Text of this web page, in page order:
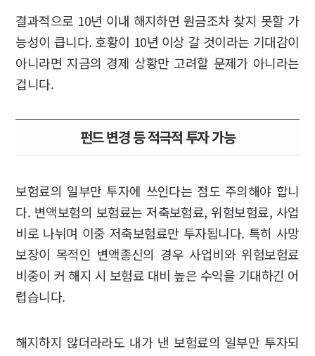
결과적으로 10년 이내 해지하면 원금조차 찾지 못할 가
능성이 큽니다. 호황이 10년 이상 갈 것이라는 기대감이
아니라면 지금의 경제 상황만 고려할 문제가 아니라는
겁니다.
펀드 변경 등 적극적 투자 가능
보험료의 일부만 투자에 쓰인다는 점도 주의해야 합니
다. 변액보험의 보험료는 저축보험료, 위험보험료, 사업
비로 나뉘며 이중 저축보험료만 투자됩니다. 특히 사망
보장이 목적인 변액종신의 경우 사업비와 위험보험료
비중이 커 해지 시 보험료 대비 높은 수익을 기대하긴 어
렵습니다.
해지하지 않더라라도 내가 낸 보험료의 일부만 투자되